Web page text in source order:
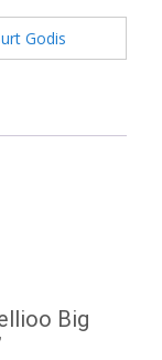
Godis
Big